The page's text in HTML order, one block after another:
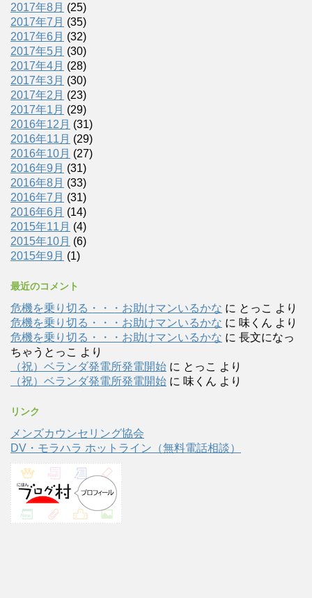
2017年8月 (25)
2017年7月 (35)
2017年6月 (32)
2017年5月 (30)
2017年4月 (28)
2017年3月 (30)
2017年2月 (23)
2017年1月 (29)
2016年12月 (31)
2016年11月 (29)
2016年10月 (27)
2016年9月 (31)
2016年8月 (33)
2016年7月 (31)
2016年6月 (14)
2015年11月 (4)
2015年10月 (6)
2015年9月 (1)
最近のコメント
危機を乗り切る・・・お助けマンいるかな に とっこ より
危機を乗り切る・・・お助けマンいるかな に 味くん より
危機を乗り切る・・・お助けマンいるかな に 長文になっ
ちゃうとっこ より
（祝）ベランダ発電所発電開始 に とっこ より
（祝）ベランダ発電所発電開始 に 味くん より
リンク
メンズカウンセリング協会
DV・モラハラ ホットライン（無料電話相談）